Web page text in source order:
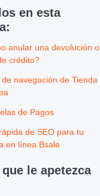
en esta
anular una devolución o
crédito?
de navegación de Tienda
de Pagos
de SEO para tu
en línea Bsale
que le apetezca